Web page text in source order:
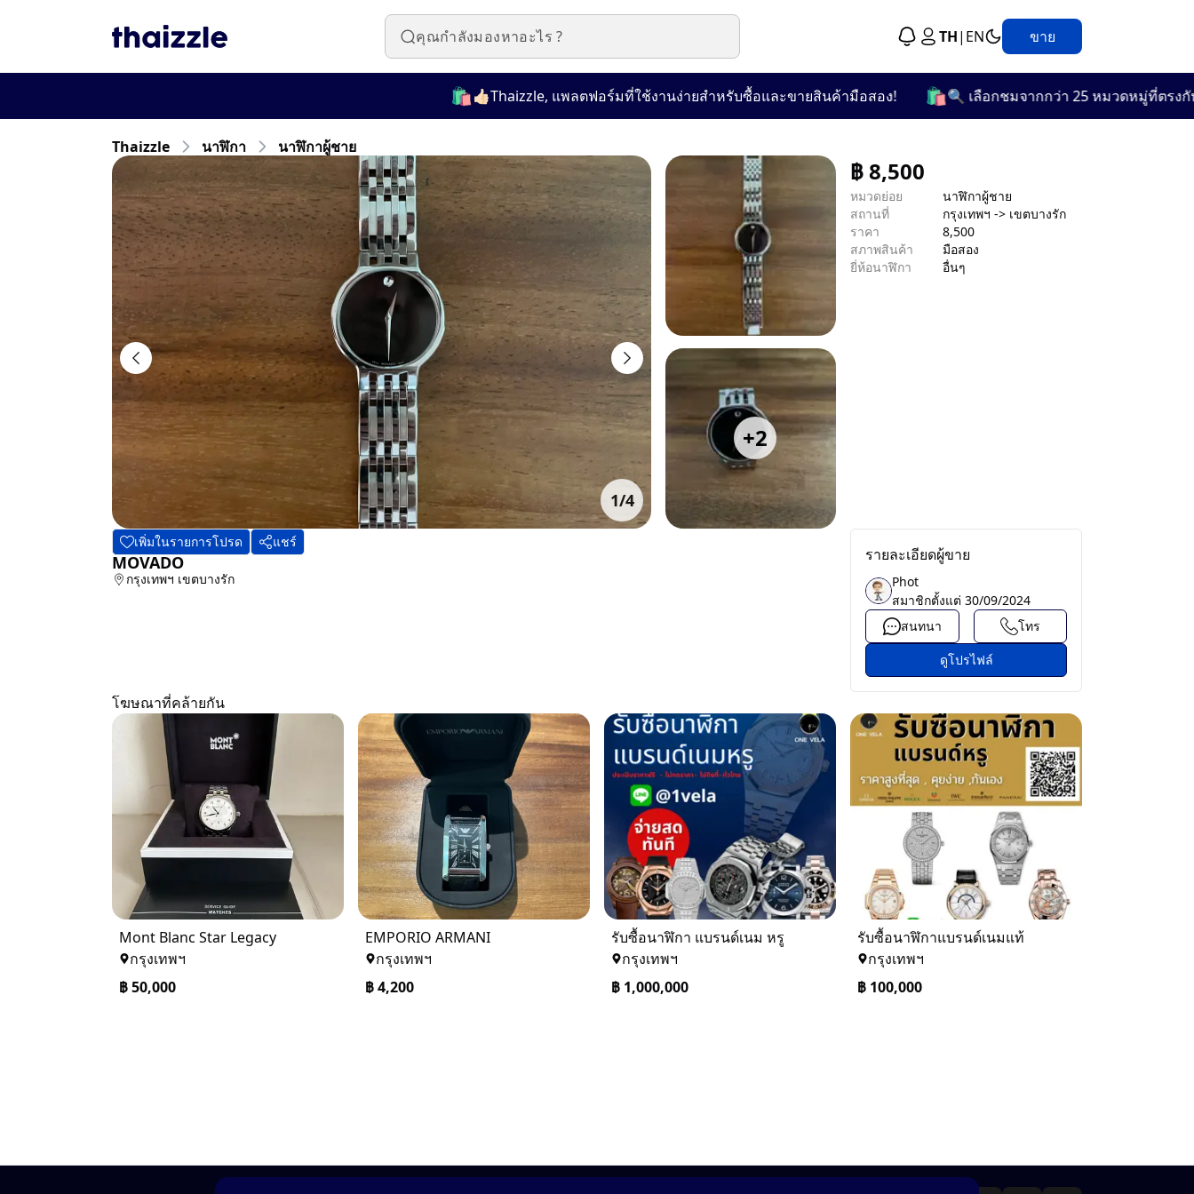
TH| EN ขาย
👍🏻Thaizzle, แพลตฟอร์มที่ใช้งานง่ายสำหรับซื้อและขายสินค้ามือสอง! 🛍️ 🔍 เลือกชมจากกว่า 25 หมวดหมู่ที่ตรงกับควา
Thaizzle นาฬิกา นาฬิกาผู้ชาย
1/4
+2
฿8,500
หมวดย่อย
นาฬิกาผู้ชาย
สถานที่
กรุงเทพฯ -> เขตบางรัก
ราคา
8,500
สภาพสินค้า
มือสอง
ยี่ห้อนาฬิกา
อื่นๆ
เพิ่มในรายการโปรด แชร์
MOVADO
กรุงเทพฯ เขตบางรัก
รายละเอียดผู้ขาย
Phot
สมาชิกตั้งแต่ 30/09/2024
สนทนา
โทร
ดูโปรไฟล์
โฆษณาที่คล้ายกัน
Mont Blanc Star Legacy
กรุงเทพฯ
฿50,000
EMPORIO ARMANI
กรุงเทพฯ
฿4,200
รับซื้อนาฬิกา แบรนด์เนม หรู
กรุงเทพฯ
฿ 1,000,000
รับซื้อนาฬิกาแบรนด์เนมแท้
กรุงเทพฯ
฿ 100,000